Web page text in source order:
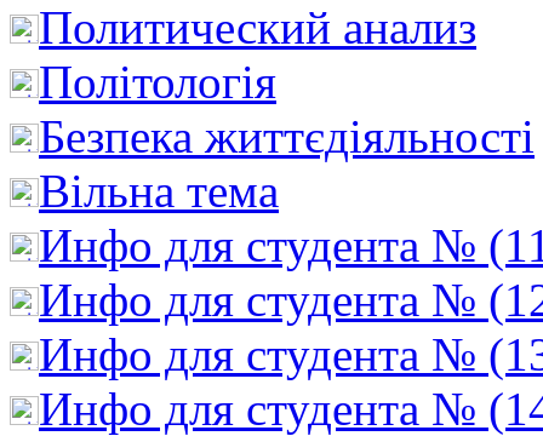
Политический анализ
Політологія
Безпека життєдіяльності
Вільна тема
Инфо для студента №
Инфо для студента №
Инфо для студента №
Инфо для студента №